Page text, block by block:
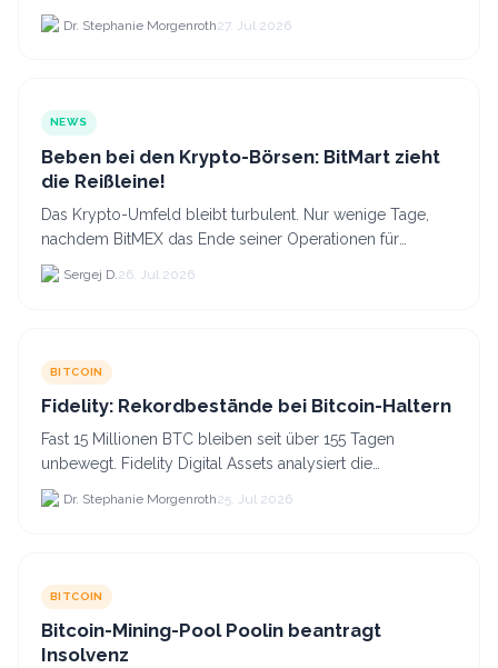
Wallet einrichten zu müssen. Dazu kommt, dass viele
nicht nur Bitcoin h...
Dr. Stephanie Morgenroth27. Jul 2026
NEWS
Beben bei den Krypto-Börsen: BitMart zieht
die Reißleine!
Das Krypto-Umfeld bleibt turbulent. Nur wenige Tage,
nachdem BitMEX das Ende seiner Operationen für
September 2026 bekannt gegeben hat, zieht nun die
nächste gr...
Sergej D.26. Jul 2026
BITCOIN
Fidelity: Rekordbestände bei Bitcoin-Haltern
Fast 15 Millionen BTC bleiben seit über 155 Tagen
unbewegt. Fidelity Digital Assets analysiert die
Anlegerüberzeugung trotz Kursverlusten und einem
BTC-Preis.
Dr. Stephanie Morgenroth25. Jul 2026
BITCOIN
Bitcoin-Mining-Pool Poolin beantragt
Insolvenz